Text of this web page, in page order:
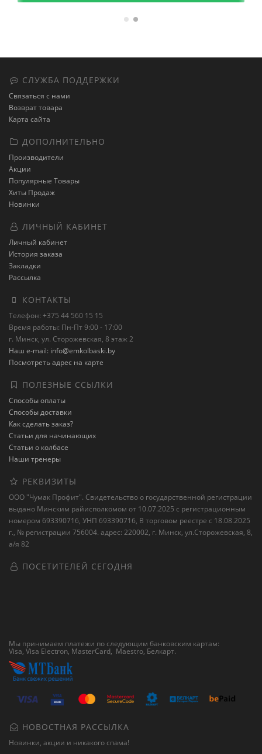
СЛУЖБА ПОДДЕРЖКИ
Связаться с нами
Возврат товара
Карта сайта
ДОПОЛНИТЕЛЬНО
Производители
Акции
Популярные Товары
Хиты Продаж
Новинки
ЛИЧНЫЙ КАБИНЕТ
Личный кабинет
История заказа
Закладки
Рассылка
КОНТАКТЫ
Телефон: +375 44 560 15 15
Время работы: Пн-Пт 9:00 - 17:00
г. Минск, ул. Сторожевская, 8 этаж 2
Наш e-mail: info@emkolbaski.by
Посмотреть адрес на карте
ПОЛЕЗНЫЕ ССЫЛКИ
Способы оплаты
Способы доставки
Как сделать заказ?
Статьи для начинающих
Статьи о колбасе
Наши тренеры
РЕКВИЗИТЫ
ООО "Чумак Профит". Свидетельство о государственной регистрации
выдано Минским райисполкомом от 10.07.2025 с регистрационным
номером 693390716, УНП 693390716, В торговом реестре с 18.08.2025
г., № регистрации 756004. адрес: 220002, г. Минск, ул.Сторожевская, 8,
а/я 82
ПОСЕТИТЕЛЕЙ СЕГОДНЯ
Мы принимаем платежи по следующим банковским картам:
Visa, Visa Electron, MasterCard, Maestro, Белкарт.
НОВОСТНАЯ РАССЫЛКА
Новинки, акции и никакого спама!